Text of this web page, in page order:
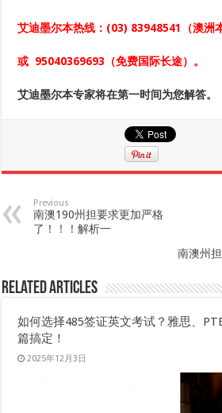
艾迪墨尔本热线： (03) 83948541 （澳洲
或 95040369693 （免费国际长途）。
艾迪墨尔本专家将在第一时间为您解答。
Previous
南澳190州担要求更加严格
了！！！解析一
南澳州
Related Articles
如何选择485签证英文考试？雅思、
篇搞定！
2025年12月3日